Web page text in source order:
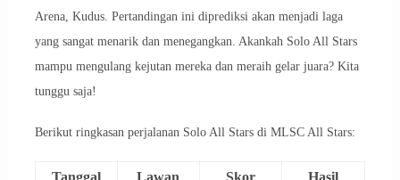
Arena, Kudus. Pertandingan ini diprediksi akan menjadi laga
yang sangat menarik dan menegangkan. Akankah Solo All Stars
mampu mengulang kejutan mereka dan meraih gelar juara? Kita
tunggu saja!
Berikut ringkasan perjalanan Solo All Stars di MLSC All Stars: